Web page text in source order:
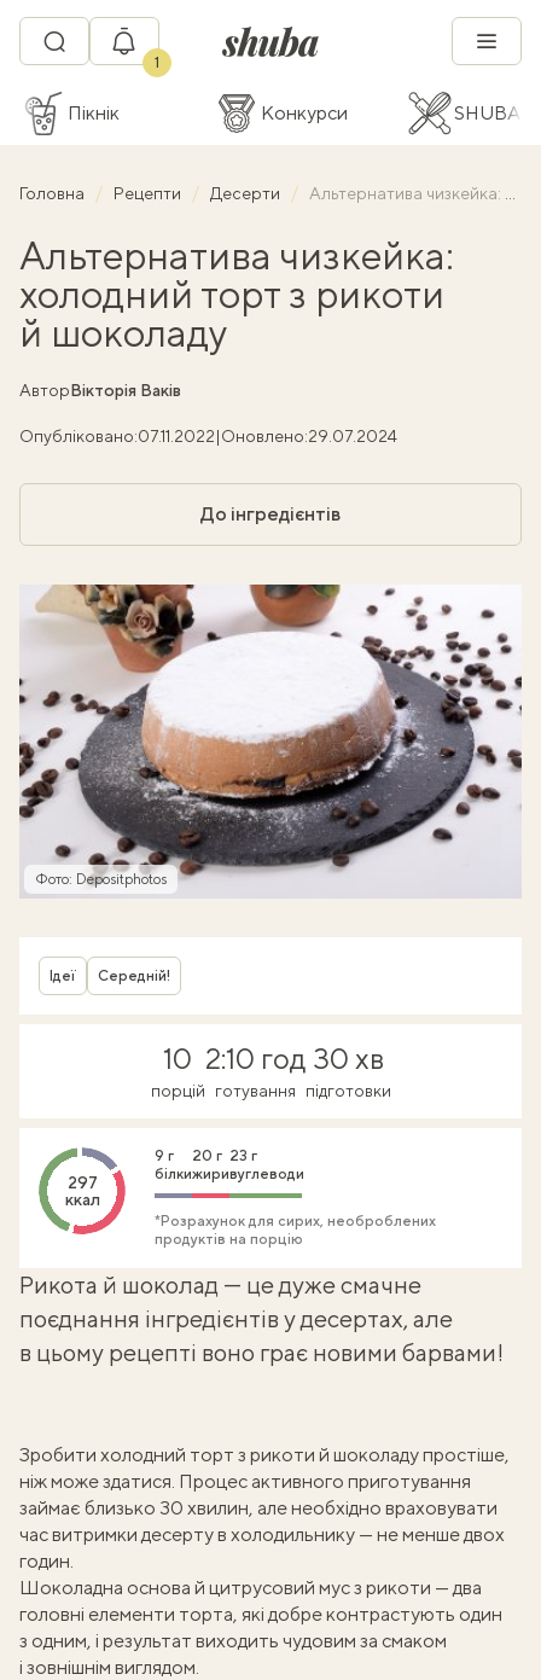
1
Пікнік Конкурси SHUBA
Головна Рецепти Десерти Альтернатива чизкейка: холодний торт з рикоти й шоколаду
Альтернатива чизкейка:
холодний торт з рикоти
й шоколаду
АвторВікторія Ваків
Опубліковано:07.11.2022|Оновлено:29.07.2024
До інгредієнтів
Фото: Depositphotos
Ідеї Середній!
10
порцій
2:10 год
готування
30 хв
підготовки
297
ккал
9 г
білки
20 г
жири
23 г
вуглеводи
*Розрахунок для сирих, необроблених
продуктів на порцію
Рикота й шоколад — це дуже смачне
поєднання інгредієнтів у десертах, але
в цьому рецепті воно грає новими барвами!
Зробити холодний торт з рикоти й шоколаду простіше,
ніж може здатися. Процес активного приготування
займає близько 30 хвилин, але необхідно враховувати
час витримки десерту в холодильнику — не менше двох
годин.
Шоколадна основа й цитрусовий мус з рикоти — два
головні елементи торта, які добре контрастують один
з одним, і результат виходить чудовим за смаком
і зовнішнім виглядом.